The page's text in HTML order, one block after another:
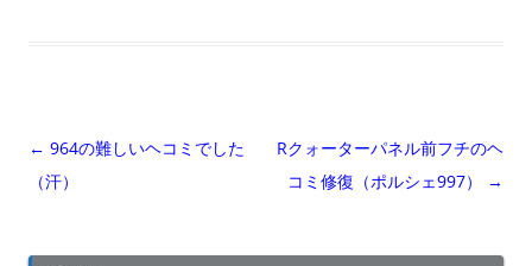
投
稿
← 964の難しいヘコミでした
（汗）
Rクォーターパネル前フチのヘ
コミ修復（ポルシェ997）
→